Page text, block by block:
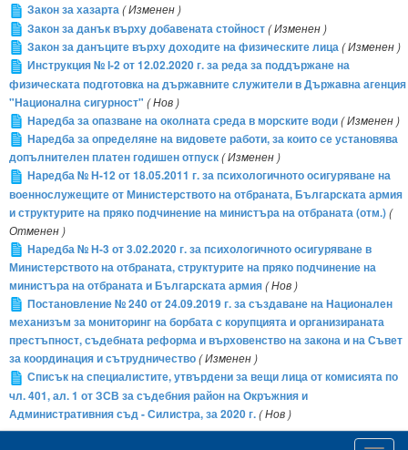
Закон за хазарта( Изменен )
Закон за данък върху добавената стойност( Изменен )
Закон за данъците върху доходите на физическите лица( Изменен )
Инструкция № І-2 от 12.02.2020 г. за реда за поддържане на
физическата подготовка на държавните служители в Държавна агенция
"Национална сигурност" ( Нов )
Наредба за опазване на околната среда в морските води( Изменен )
Наредба за определяне на видовете работи, за които се установява
допълнителен платен годишен отпуск( Изменен )
Наредба № Н-12 от 18.05.2011 г. за психологичното осигуряване на
военнослужещите от Министерството на отбраната, Българската армия
и структурите на пряко подчинение на министъра на отбраната (отм.)(
Отменен )
Наредба № Н-3 от 3.02.2020 г. за психологичното осигуряване в
Министерството на отбраната, структурите на пряко подчинение на
министъра на отбраната и Българската армия( Нов )
Постановление № 240 от 24.09.2019 г. за създаване на Национален
механизъм за мониторинг на борбата с корупцията и организираната
престъпност, съдебната реформа и върховенство на закона и на Съвет
за координация и сътрудничество( Изменен )
Списък на специалистите, утвърдени за вещи лица от комисията по
чл. 401, ал. 1 от ЗСВ за съдебния район на Окръжния и
Административния съд - Силистра, за 2020 г.( Нов )